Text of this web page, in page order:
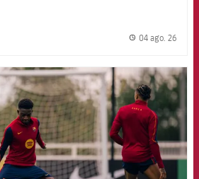
04 ago. 26
FCB Barcelona badge